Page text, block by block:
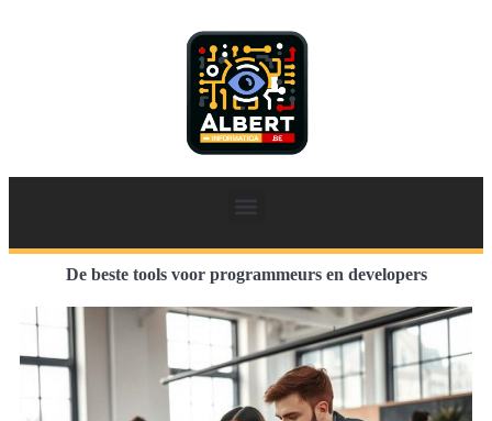
De beste tools voor programmeurs en developers